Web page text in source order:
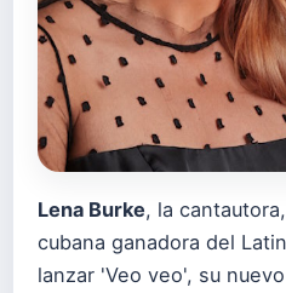
Lena Burke, la
cubana ganadora del
lanzar 'Veo veo', su